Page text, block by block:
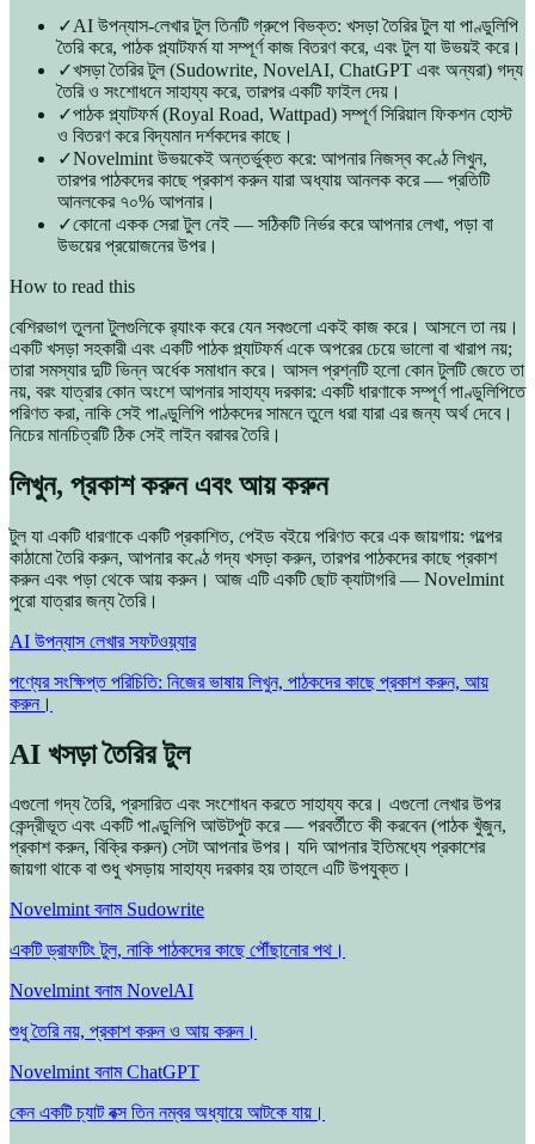
✓AI উপন্যাস-লেখার টুল তিনটি গ্রুপে বিভক্ত: খসড়া তৈরির টুল যা পাণ্ডুলিপি
তৈরি করে, পাঠক প্ল্যাটফর্ম যা সম্পূর্ণ কাজ বিতরণ করে, এবং টুল যা উভয়ই করে।
✓খসড়া তৈরির টুল (Sudowrite, NovelAI, ChatGPT এবং অন্যরা) গদ্য
তৈরি ও সংশোধনে সাহায্য করে, তারপর একটি ফাইল দেয়।
✓পাঠক প্ল্যাটফর্ম (Royal Road, Wattpad) সম্পূর্ণ সিরিয়াল ফিকশন হোস্ট
ও বিতরণ করে বিদ্যমান দর্শকদের কাছে।
✓Novelmint উভয়কেই অন্তর্ভুক্ত করে: আপনার নিজস্ব কণ্ঠে লিখুন,
তারপর পাঠকদের কাছে প্রকাশ করুন যারা অধ্যায় আনলক করে — প্রতিটি
আনলকের ৭০% আপনার।
✓কোনো একক সেরা টুল নেই — সঠিকটি নির্ভর করে আপনার লেখা, পড়া বা
উভয়ের প্রয়োজনের উপর।
How to read this
বেশিরভাগ তুলনা টুলগুলিকে র‍্যাংক করে যেন সবগুলো একই কাজ করে। আসলে তা নয়।
একটি খসড়া সহকারী এবং একটি পাঠক প্ল্যাটফর্ম একে অপরের চেয়ে ভালো বা খারাপ নয়;
তারা সমস্যার দুটি ভিন্ন অর্ধেক সমাধান করে। আসল প্রশ্নটি হলো কোন টুলটি জেতে তা
নয়, বরং যাত্রার কোন অংশে আপনার সাহায্য দরকার: একটি ধারণাকে সম্পূর্ণ পাণ্ডুলিপিতে
পরিণত করা, নাকি সেই পাণ্ডুলিপি পাঠকদের সামনে তুলে ধরা যারা এর জন্য অর্থ দেবে।
নিচের মানচিত্রটি ঠিক সেই লাইন বরাবর তৈরি।
লিখুন, প্রকাশ করুন এবং আয় করুন
টুল যা একটি ধারণাকে একটি প্রকাশিত, পেইড বইয়ে পরিণত করে এক জায়গায়: গল্পের
কাঠামো তৈরি করুন, আপনার কণ্ঠে গদ্য খসড়া করুন, তারপর পাঠকদের কাছে প্রকাশ
করুন এবং পড়া থেকে আয় করুন। আজ এটি একটি ছোট ক্যাটাগরি — Novelmint
পুরো যাত্রার জন্য তৈরি।
AI উপন্যাস লেখার সফটওয়্যার
পণ্যের সংক্ষিপ্ত পরিচিতি: নিজের ভাষায় লিখুন, পাঠকদের কাছে প্রকাশ করুন, আয়
করুন।
AI খসড়া তৈরির টুল
এগুলো গদ্য তৈরি, প্রসারিত এবং সংশোধন করতে সাহায্য করে। এগুলো লেখার উপর
কেন্দ্রীভূত এবং একটি পাণ্ডুলিপি আউটপুট করে — পরবর্তীতে কী করবেন (পাঠক খুঁজুন,
প্রকাশ করুন, বিক্রি করুন) সেটা আপনার উপর। যদি আপনার ইতিমধ্যে প্রকাশের
জায়গা থাকে বা শুধু খসড়ায় সাহায্য দরকার হয় তাহলে এটি উপযুক্ত।
Novelmint বনাম Sudowrite
একটি ড্রাফটিং টুল, নাকি পাঠকদের কাছে পৌঁছানোর পথ।
Novelmint বনাম NovelAI
শুধু তৈরি নয়, প্রকাশ করুন ও আয় করুন।
Novelmint বনাম ChatGPT
কেন একটি চ্যাট বক্স তিন নম্বর অধ্যায়ে আটকে যায়।